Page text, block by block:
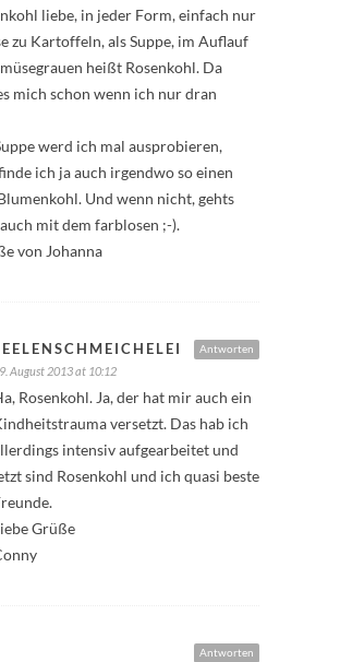
liebe, in jeder Form, einfach nur
zu Kartoffeln, als Suppe, im Auflauf
heißt Rosenkohl. Da
mich schon wenn ich nur dran
werd ich mal ausprobieren,
ich ja auch irgendwo so einen
Und wenn nicht, gehts
mit dem farblosen ;-).
von Johanna
Antworten
August 2013 at 10:12
Rosenkohl. Ja, der hat mir auch ein
versetzt. Das hab ich
intensiv aufgearbeitet und
sind Rosenkohl und ich quasi beste
Grüße
Antworten